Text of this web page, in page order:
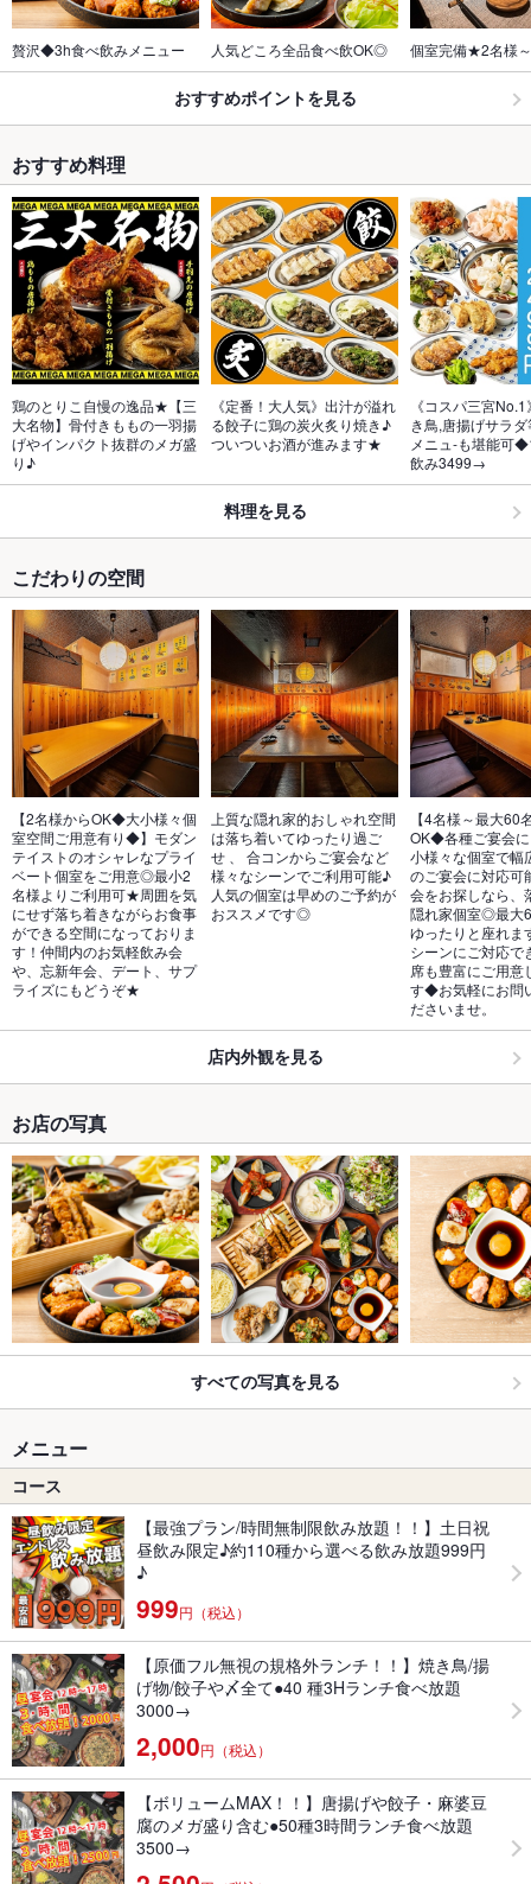
贅沢◆3h食べ飲みメニュー 人気どころ全品食べ飲OK◎ 個室完備★2名様
おすすめポイントを見る
おすすめ料理
鶏のとりこ自慢の逸品★【三
大名物】骨付きももの一羽揚
げやインパクト抜群のメガ盛
り♪
《定番！大人気》出汁が溢れ
る餃子に鶏の炭火炙り焼き♪
ついついお酒が進みます★
《コスパ三宮
き鳥,唐揚げサラ
メニュ-も堪能可
飲み3499→
料理を見る
こだわりの空間
【2名様からOK◆大小様々個
室空間ご用意有り◆】モダン
テイストのオシャレなプライ
ベート個室をご用意◎最小2
名様よりご利用可★周囲を気
にせず落ち着きながらお食事
ができる空間になっておりま
す！仲間内のお気軽飲み会
や、忘新年会、デート、サプ
ライズにもどうぞ★
上質な隠れ家的おしゃれ空間
は落ち着いてゆったり過ご
せ 、 合コンからご宴会など
様々なシーンでご利用可能♪
人気の個室は早めのご予約が
おススメです◎
【4名様～最大60
OK◆各種ご宴会
小様々な個室で幅
のご宴会に対応
会をお探しなら、
隠れ家個室◎最大
ゆったりと座れま
シーンにご対応で
席も豊富にご用意
す◆お気軽にお問
ださいませ。
店内外観を見る
お店の写真
すべての写真を見る
メニュー
コース
【最強プラン/時間無制限飲み放題！！】土日祝
昼飲み限定♪約110種から選べる飲み放題999円
♪
999円（税込）
【原価フル無視の規格外ランチ！！】焼き鳥/揚
げ物/餃子や〆全て●40 種3Hランチ食べ放題
3000→
2,000円（税込）
【ボリュームMAX！！】唐揚げや餃子・麻婆豆
腐のメガ盛り含む●50種3時間ランチ食べ放題
3500→